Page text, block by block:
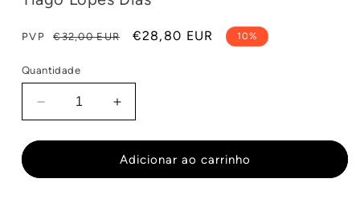
PVP
Preço
€32,00 EUR
Preço
€28,80 EUR 10%
Quantidade
Diminuir
a
quantidade
Nuno
Aumentar
a
quantidade
de
Nuno
Adicionar ao carrinho